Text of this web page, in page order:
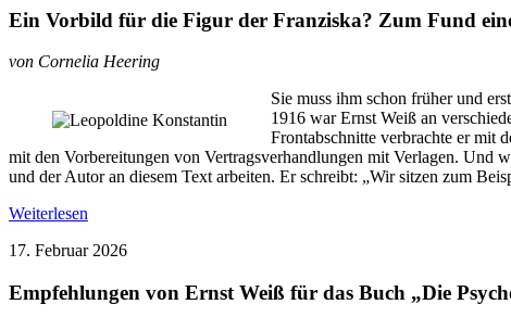
Ein Vorbild für die Figur der Franziska? Zum Fund
von Cornelia Heering
Sie muss ihm schon früher und
1916 war Ernst Weiß an
Frontabschnitte verbrachte er mit
mit den Vorbereitungen von Vertragsverhandlungen mit Verlagen. Und
und der Autor an diesem Text arbeiten. Er schreibt: „Wir sitzen zum
Weiterlesen
17. Februar 2026
Empfehlungen von Ernst Weiß für das Buch „Die